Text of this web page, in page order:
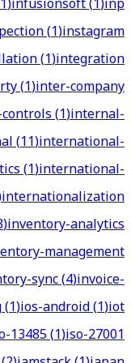
(1)instagram
(1)integration
(1)inter-company
(1)internal-
(11)international-
(1)international-
internationalization
)inventory-analytics
management
sync(4)invoice-
(1)ios-android(1)iot
13485(1)iso-27001